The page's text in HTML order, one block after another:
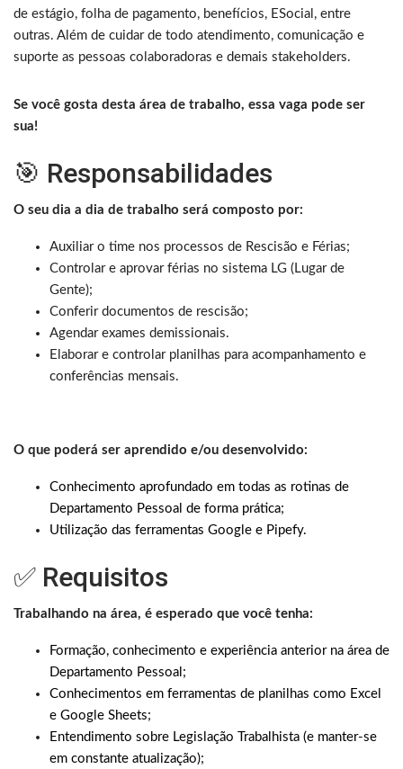
de estágio, folha de pagamento, benefícios, ESocial, entre
outras. Além de cuidar de todo atendimento, comunicação e
suporte as pessoas colaboradoras e demais stakeholders.
Se você gosta desta área de trabalho, essa vaga pode ser
sua!
🎯 Responsabilidades
O seu dia a dia de trabalho será composto por:
Auxiliar o time nos processos de Rescisão e Férias;
Controlar e aprovar férias no sistema LG (Lugar de
Gente);
Conferir documentos de rescisão;
Agendar exames demissionais.
Elaborar e controlar planilhas para acompanhamento e
conferências mensais.
O que poderá ser aprendido e/ou desenvolvido:
Conhecimento aprofundado em todas as rotinas de
Departamento Pessoal de forma prática;
Utilização das ferramentas Google e Pipefy.
✅ Requisitos
Trabalhando na área, é esperado que você tenha:
Formação, conhecimento e experiência anterior na área de
Departamento Pessoal;
Conhecimentos em ferramentas de planilhas como Excel
e Google Sheets;
Entendimento sobre Legislação Trabalhista (e manter-se
em constante atualização);